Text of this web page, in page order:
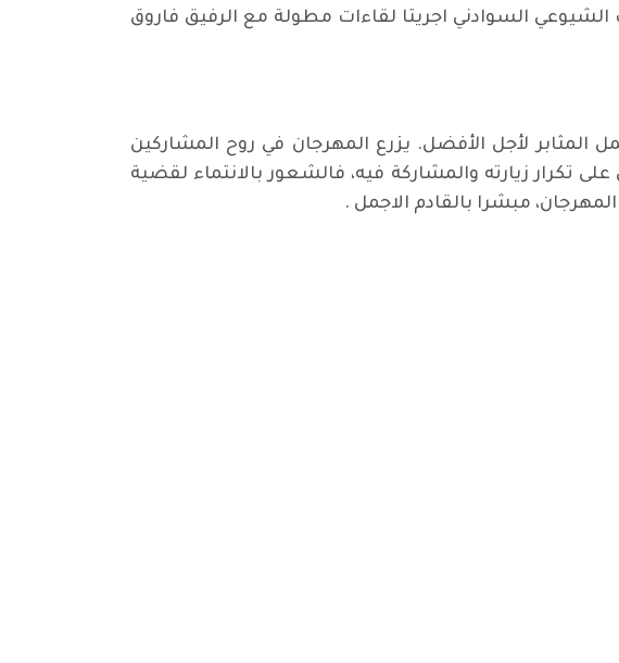
الشيوعي السوادني اجريتا لقاءات مطولة مع الرفيق فاروق
المثابر لأجل الأفضل. يزرع المهرجان في روح المشاركين
تكرار زيارته والمشاركة فيه، فالشعور بالانتماء لقضية
مبشرا بالقادم الاجمل .